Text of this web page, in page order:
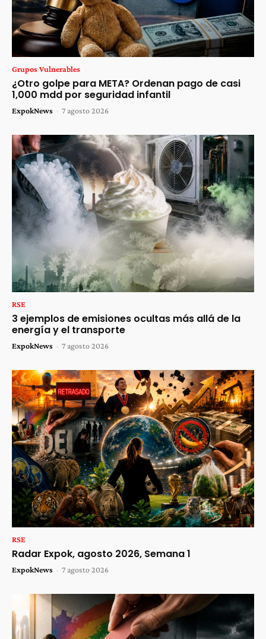
Grupos Vulnerables
¿Otro golpe para META? Ordenan pago de casi
1,000 mdd por seguridad infantil
ExpokNews - 7 agosto 2026
RSE
3 ejemplos de emisiones ocultas más allá de la
energía y el transporte
ExpokNews - 7 agosto 2026
RSE
Radar Expok, agosto 2026, Semana 1
ExpokNews - 7 agosto 2026